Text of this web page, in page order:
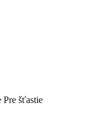
Pre šťastie